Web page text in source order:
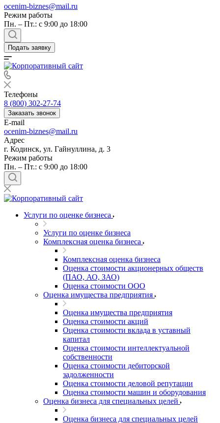
ocenim-biznes@mail.ru
Режим работы
Пн. – Пт.: с 9:00 до 18:00
Подать заявку
Телефоны
8 (800) 302-27-74
Заказать звонок
E-mail
ocenim-biznes@mail.ru
Адрес
г. Кодинск, ул. Гайнуллина, д. 3
Режим работы
Пн. – Пт.: с 9:00 до 18:00
Услуги по оценке бизнеса
Услуги по оценке бизнеса
Комплексная оценка бизнеса
Комплексная оценка бизнеса
Оценка стоимости акционерных обществ
(ПАО, АО, ЗАО)
Оценка стоимости ООО
Оценка имущества предприятия
Оценка имущества предприятия
Оценка стоимости акций
Оценка стоимости вклада в уставный
капитал
Оценка стоимости интеллектуальной
собственности
Оценка стоимости дебиторской
задолженности
Оценка стоимости деловой репутации
Оценка стоимости машин и оборудования
Оценка бизнеса для специальных целей
Оценка бизнеса для специальных целей